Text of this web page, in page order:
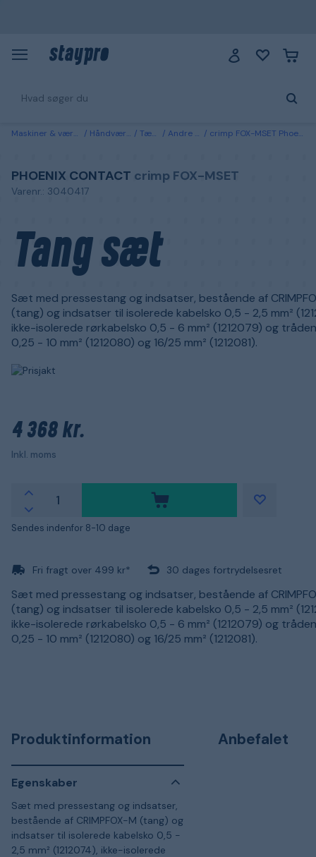
Maskiner & værktøj Håndværktøj Tænger Andre tænger crimp FOX-MSET Phoenix Contact Tang sæt
PHOENIX CONTACT crimp FOX-MSET
Varenr.: 3040417
Tang sæt
Sæt med pressestang og indsatser, bestående af
(tang) og indsatser til isolerede kabelsko 0,5 - 2,5 mm²
ikke-isolerede rørkabelsko 0,5 - 6 mm² (1212079) og
0,25 - 10 mm² (1212080) og 16/25 mm² (1212081).
4 368 kr.
Inkl. moms
Sendes indenfor 8-10 dage
Fri fragt over 499 kr* 30 dages fortrydelsesret
Sæt med pressestang og indsatser, bestående af
(tang) og indsatser til isolerede kabelsko 0,5 - 2,5 mm²
ikke-isolerede rørkabelsko 0,5 - 6 mm² (1212079) og
0,25 - 10 mm² (1212080) og 16/25 mm² (1212081).
Produktinformation
Egenskaber
Sæt med pressestang og indsatser,
bestående af CRIMPFOX-M (tang) og
indsatser til isolerede kabelsko 0,5 -
2,5 mm² (1212074), ikke-isolerede
Anbefalet